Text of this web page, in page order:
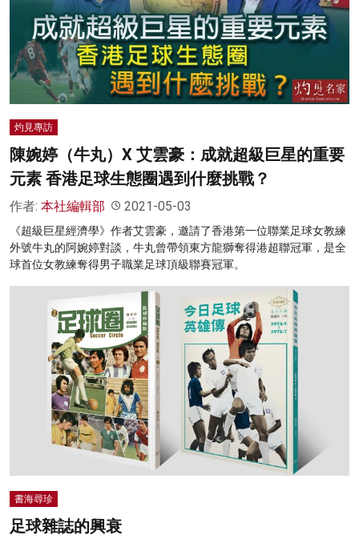
灼見專訪
陳婉婷（牛丸）X 艾雲豪：成就超級巨星的重要
元素 香港足球生態圈遇到什麼挑戰？
作者: 本社編輯部 2021-05-03
《超級巨星經濟學》作者艾雲豪，邀請了香港第一位聯業足球女教練
外號牛丸的阿婉婷對談，牛丸曾帶領東方龍獅奪得港超聯冠軍，是全
球首位女教練奪得男子職業足球頂級聯賽冠軍。
書海尋珍
足球雜誌的興衰